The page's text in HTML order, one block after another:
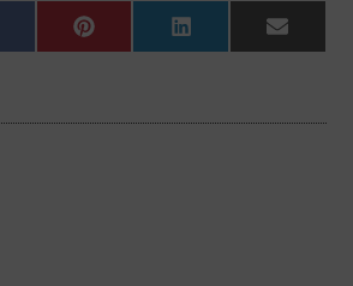
PinterestLinkedInEmail